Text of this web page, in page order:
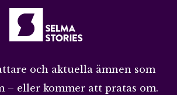
och aktuella ämnen som
– eller kommer att pratas om.